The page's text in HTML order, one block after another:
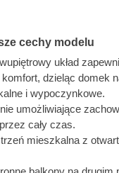
cechy modelu
układ
dzieląc domek
i wypoczynkowe.
umożliwiające
cały czas.
mieszkalna z